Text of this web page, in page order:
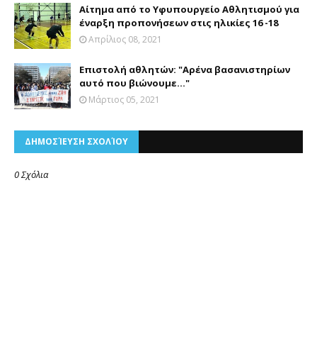
Αίτημα από το Υφυπουργείο Αθλητισμού για
έναρξη προπονήσεων στις ηλικίες 16 -18
Απρίλιος 08, 2021
Επιστολή αθλητών: "Αρένα βασανιστηρίων
αυτό που βιώνουμε..."
Μάρτιος 05, 2021
ΔΗΜΟΣΊΕΥΣΗ ΣΧΟΛΊΟΥ
0 Σχόλια